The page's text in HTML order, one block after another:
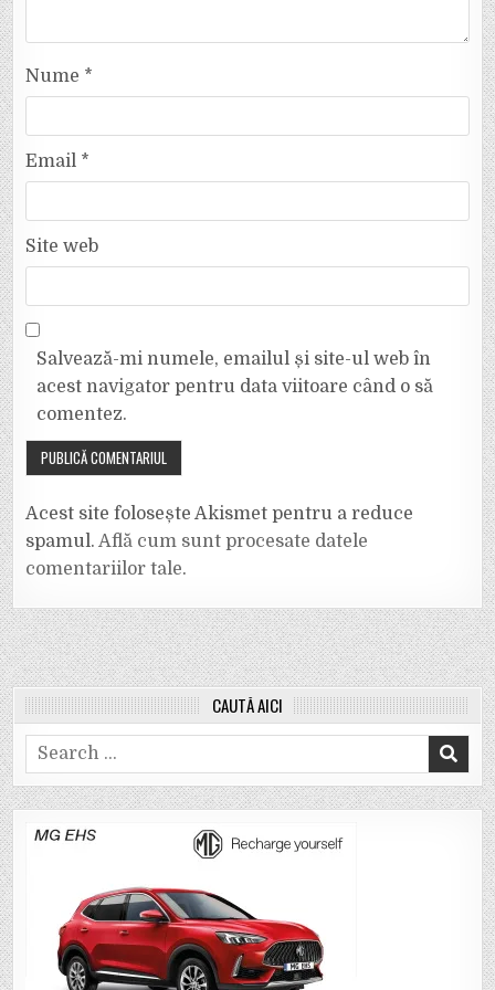
Nume *
Email *
Site web
Salvează-mi numele, emailul și site-ul web în
acest navigator pentru data viitoare când o să
comentez.
Acest site folosește Akismet pentru a reduce
spamul. Află cum sunt procesate datele
comentariilor tale.
CAUTĂ AICI
Search
for: